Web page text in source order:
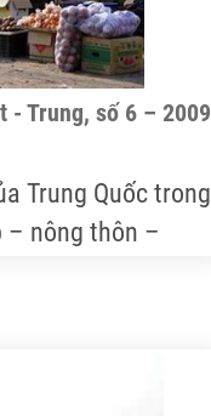
- Trung, số 6 – 2009
Trung Quốc trong
– nông thôn –